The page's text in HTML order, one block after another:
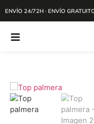
ENVÍO 24/72H · ENVÍO